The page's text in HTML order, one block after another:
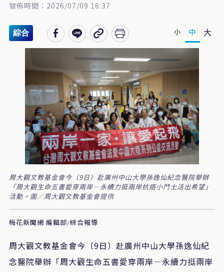
發佈時間：2026/07/09 16:37
綜合 小 中 大
周大觀文教基金會今（9日）赴廣州中山大學孫逸仙紀念醫院舉辦
「周大觀生命五書愛穿兩岸—永續力挺兩岸抗癌小鬥士活出希望」
活動。圖／周大觀文教基金會提供
梅花新聞網 編輯部/綜合報導
周大觀文教基金會今（9日）赴廣州中山大學孫逸仙紀
念醫院舉辦「周大觀生命五書愛穿兩岸—永續力挺兩岸